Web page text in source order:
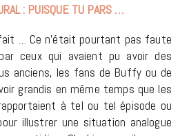
: PUISQUE TU PARS …
… Ce n’était pourtant pas faute
ceux qui avaient pu avoir des
anciens, les fans de Buffy ou de
grandis en même temps que les
à tel ou tel épisode ou
illustrer une situation analogue